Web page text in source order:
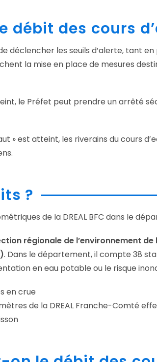
débit des cours
déclencher les seuils d’alerte, tant
la mise en place de mesures
le Préfet peut prendre un arrêté
» est atteint, les riverains du cours
?
de la DREAL BFC dans le
régionale de l’environnement
. Dans le département, il compte 38
en eau potable ou le risque
de la DREAL Franche-Comté